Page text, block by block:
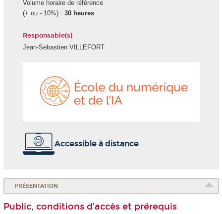
Volume horaire de référence
(+ ou - 10%) : 30 heures
Responsable(s)
Jean-Sebastien VILLEFORT
Accessible à distance
PRÉSENTATION
Public, conditions d’accès et prérequis